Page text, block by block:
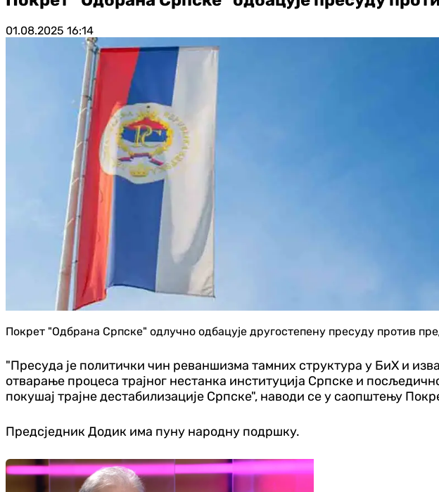
01.08.2025 16:14
Покрет "Одбрана Српске" одлучно одбацује другостепену пресуду против
"Пресуда је политички чин реваншизма тамних структура у БиХ и
отварање процеса трајног нестанка институција Српске и
покушај трајне дестабилизације Српске", наводи се у саопштењу
Предсједник Додик има пуну народну подршку.